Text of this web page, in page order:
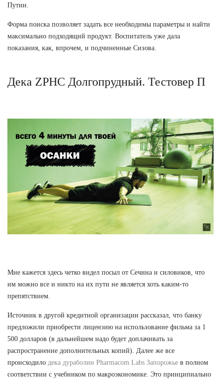
Путин.
Форма поиска позволяет задать все необходимы параметры и найти
максимально подходящий продукт. Воспитатель уже дала
показания, как, впрочем, и подчиненные Сизова.
Дека ZPHC Долгопрудный. Тестовер П
Мне кажется здесь четко видел посыл от Сечина и силовиков, что
им можно все и никто на их пути не является хоть каким-то
препятствием.
Источник в другой кредитной организации рассказал, что банку
предложили приобрести лицензию на использование фильма за 1
500 долларов (в дальнейшем надо будет доплачивать за
распространение дополнительных копий). Далее же все
происходило дека дураболин Pharmacom Labs Запорожье в полном
соответствии с учебником по макроэкономике. Это принципиально